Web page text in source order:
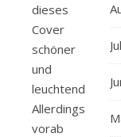
dieses
Cover
schöner
und
leuchtender.
Allerdings
vorab